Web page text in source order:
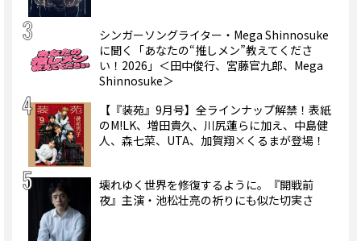
シンガーソングライター・Mega Shinnosuke
に聞く「あなたの“推しメン”教えてくださ
い！2026」＜田中俊行、宮藤官九郎、Mega
Shinnosuke＞
【『装苑』9月号】全ラインナップ解禁！表紙
のM!LK、増田貴久、川尻蓮らに加え、中島健
人、森七菜、UTA、加賀翔×くるまが登場！
壊れゆく世界を修復するように。『開戦前
夜』主演・池松壮亮の祈りにも似た切実さ